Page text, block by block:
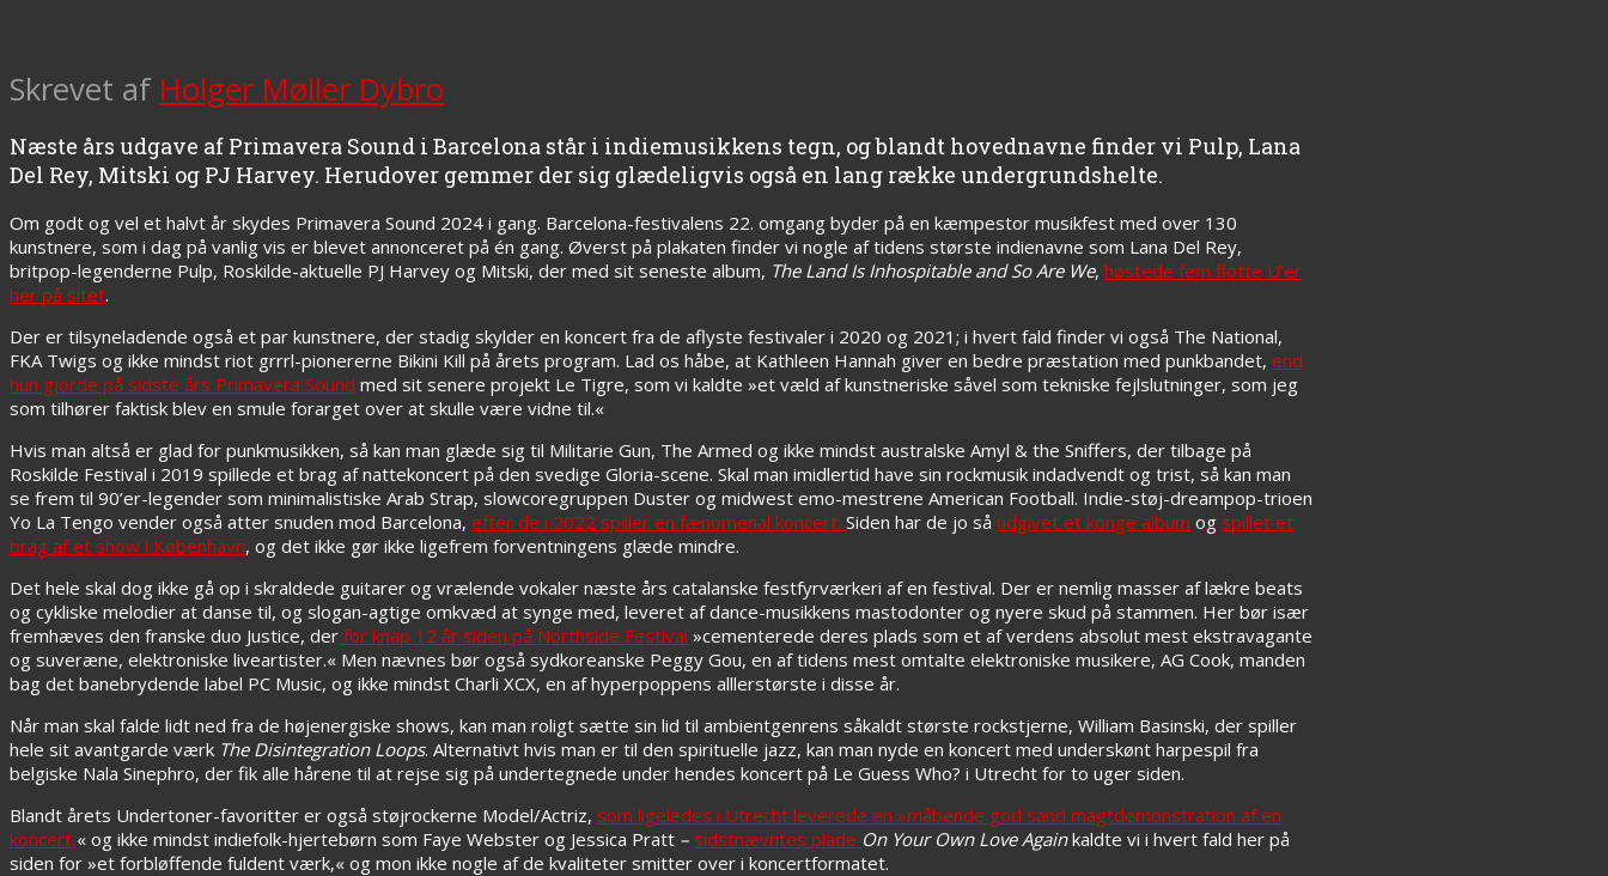
Skrevet af Holger Møller Dybro
Næste års udgave af Primavera Sound i Barcelona står i indiemusikkens tegn, og blandt hovednavne finder vi Pulp, Lana
Del Rey, Mitski og PJ Harvey. Herudover gemmer der sig glædeligvis også en lang række undergrundshelte.
Om godt og vel et halvt år skydes Primavera Sound 2024 i gang. Barcelona-festivalens 22. omgang byder på en kæmpestor musikfest med over 130
kunstnere, som i dag på vanlig vis er blevet annonceret på én gang. Øverst på plakaten finder vi nogle af tidens største indienavne som Lana Del Rey,
britpop-legenderne Pulp, Roskilde-aktuelle PJ Harvey og Mitski, der med sit seneste album, The Land Is Inhospitable and So Are We, høstede fem flotte U’er
her på sitet.
Der er tilsyneladende også et par kunstnere, der stadig skylder en koncert fra de aflyste festivaler i 2020 og 2021; i hvert fald finder vi også The National,
FKA Twigs og ikke mindst riot grrrl-pionererne Bikini Kill på årets program. Lad os håbe, at Kathleen Hannah giver en bedre præstation med punkbandet, end
hun gjorde på sidste års Primavera Sound med sit senere projekt Le Tigre, som vi kaldte »et væld af kunstneriske såvel som tekniske fejlslutninger, som jeg
som tilhører faktisk blev en smule forarget over at skulle være vidne til.«
Hvis man altså er glad for punkmusikken, så kan man glæde sig til Militarie Gun, The Armed og ikke mindst australske Amyl & the Sniffers, der tilbage på
Roskilde Festival i 2019 spillede et brag af nattekoncert på den svedige Gloria-scene. Skal man imidlertid have sin rockmusik indadvendt og trist, så kan man
se frem til 90’er-legender som minimalistiske Arab Strap, slowcoregruppen Duster og midwest emo-mestrene American Football. Indie-støj-dreampop-trioen
Yo La Tengo vender også atter snuden mod Barcelona, efter de i 2022 spiller en fænomenal koncert. Siden har de jo så udgivet et konge album og spillet et
brag af et show i København, og det ikke gør ikke ligefrem forventningens glæde mindre.
Det hele skal dog ikke gå op i skraldede guitarer og vrælende vokaler næste års catalanske festfyrværkeri af en festival. Der er nemlig masser af lækre beats
og cykliske melodier at danse til, og slogan-agtige omkvæd at synge med, leveret af dance-musikkens mastodonter og nyere skud på stammen. Her bør især
fremhæves den franske duo Justice, der for knap 12 år siden på Northside Festival »cementerede deres plads som et af verdens absolut mest ekstravagante
og suveræne, elektroniske liveartister.« Men nævnes bør også sydkoreanske Peggy Gou, en af tidens mest omtalte elektroniske musikere, AG Cook, manden
bag det banebrydende label PC Music, og ikke mindst Charli XCX, en af hyperpoppens alllerstørste i disse år.
Når man skal falde lidt ned fra de højenergiske shows, kan man roligt sætte sin lid til ambientgenrens såkaldt største rockstjerne, William Basinski, der spiller
hele sit avantgarde værk The Disintegration Loops. Alternativt hvis man er til den spirituelle jazz, kan man nyde en koncert med underskønt harpespil fra
belgiske Nala Sinephro, der fik alle hårene til at rejse sig på undertegnede under hendes koncert på Le Guess Who? i Utrecht for to uger siden.
Blandt årets Undertoner-favoritter er også støjrockerne Model/Actriz, som ligeledes i Utrecht leverede en »måbende god sand magtdemonstration af en
koncert,« og ikke mindst indiefolk-hjertebørn som Faye Webster og Jessica Pratt – sidstnævntes plade On Your Own Love Againkaldte vi i hvert fald her på
siden for »et forbløffende fuldent værk,« og mon ikke nogle af de kvaliteter smitter over i koncertformatet.